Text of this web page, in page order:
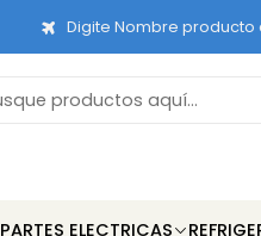
PARTES ELECTRICAS
Digite Nombre producto